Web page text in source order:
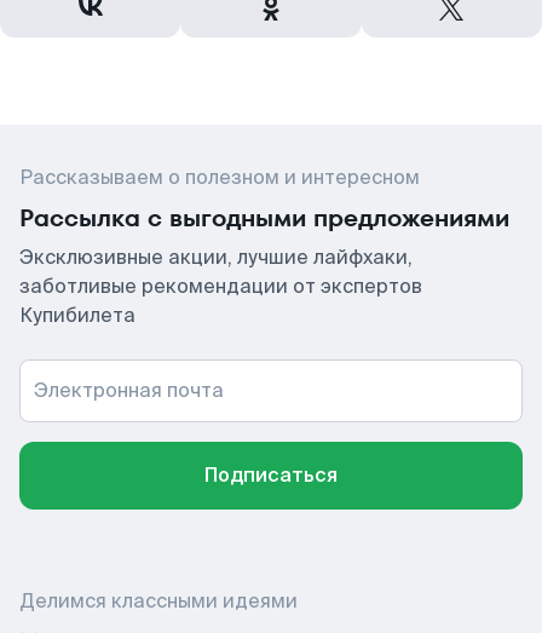
Рассказываем о полезном и интересном
Рассылка с выгодными предложениями
Эксклюзивные акции, лучшие лайфхаки,
заботливые рекомендации от экспертов
Купибилета
Электронная почта
Подписаться
Делимся классными идеями